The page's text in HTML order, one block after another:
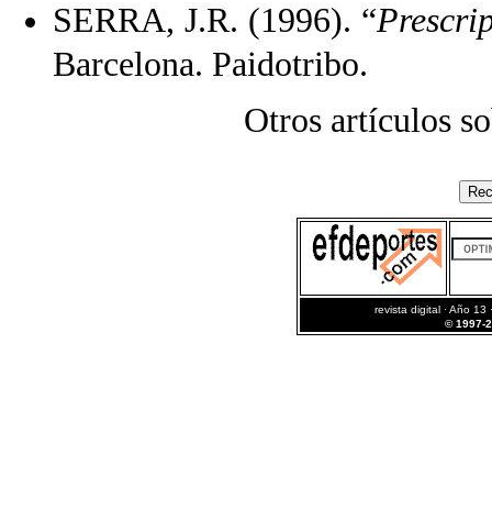
SERRA, J.R. (1996). “
Barcelona. Paidotribo.
Otros artículos
revista digital · Año 13
© 1997-